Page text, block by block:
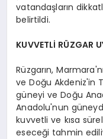
vatandaşların
belirtildi.
KUVVETLİ RÜZGAR
Rüzgarın,
ve Doğu Akdeniz'in
güneyi ve Doğu
Anadolu'nun
kuvvetli ve kısa
eseceği tahmin